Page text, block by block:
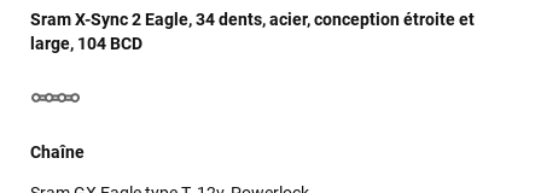
Sram X-Sync 2 Eagle, 34 dents, acier, conception étroite et
large, 104 BCD
Chaîne